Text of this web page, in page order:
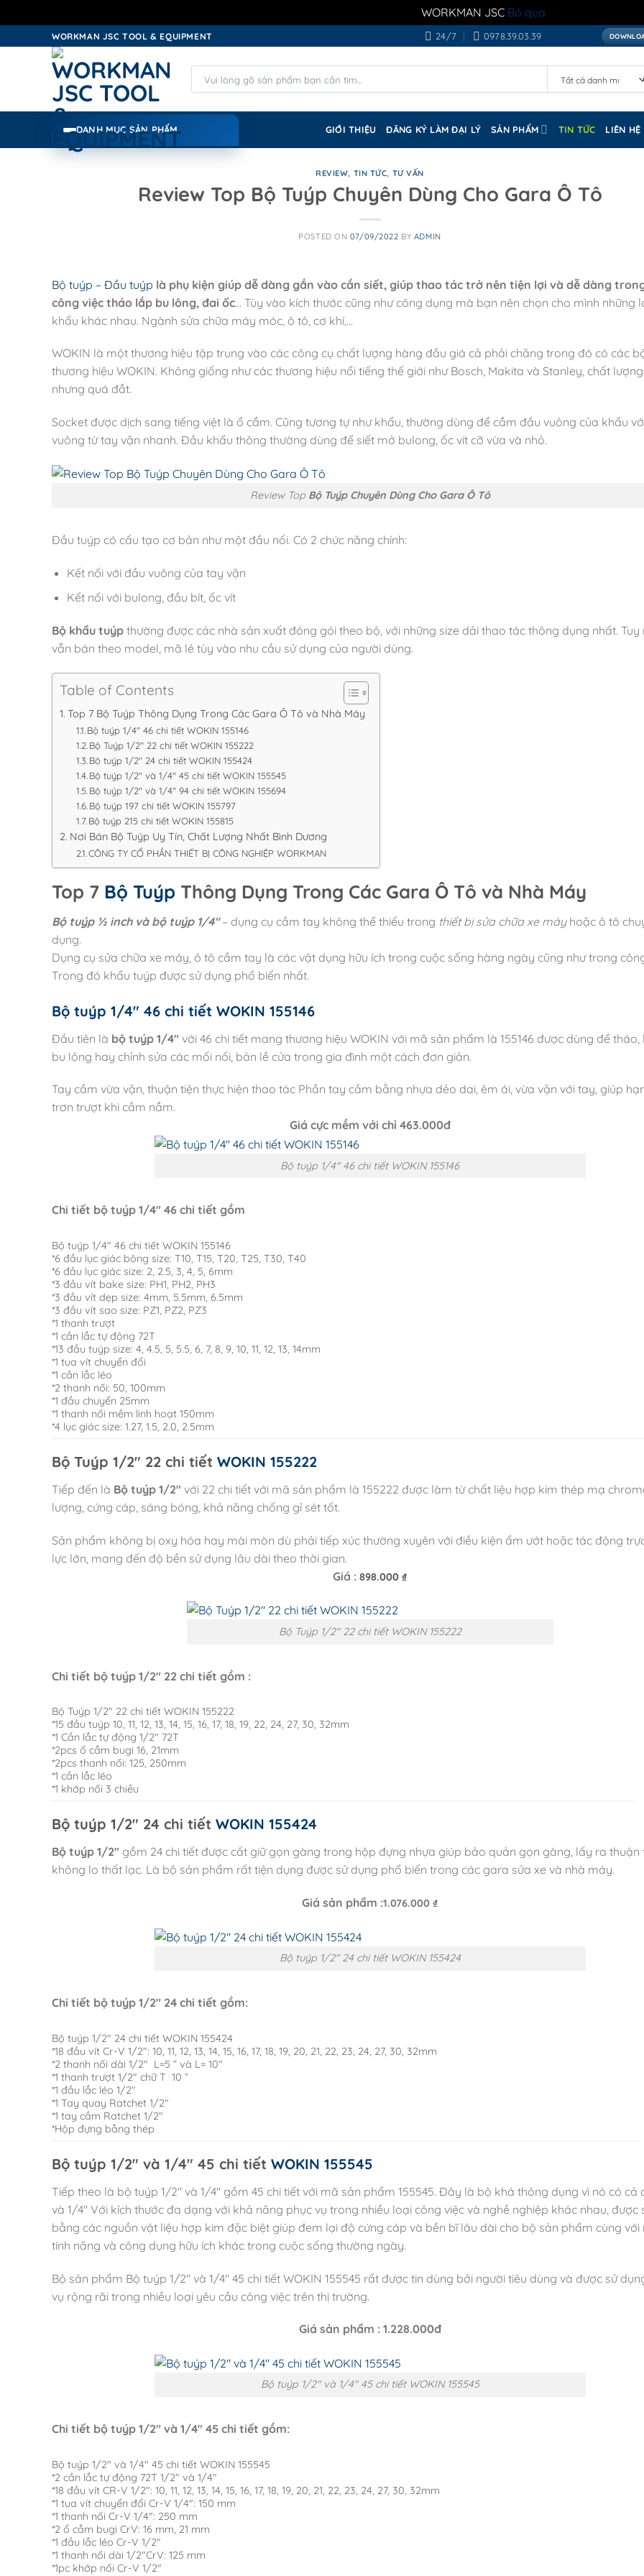
WORKMAN JSC Bỏ qua
to
WORKMAN JSC TOOL & EQUIPMENT 24/7 0978.39.03.39
kiếm:
DANH MỤC SẢN PHẨM GIỚI THIỆU ĐĂNG KÝ LÀM ĐẠI LÝ SẢN PHẨM TIN TỨC LIÊN HỆ
REVIEW, TIN TỨC, TƯ VẤN
Review Top Bộ Tuýp Chuyên Dùng Cho Gara Ô Tô
POSTED ON 07/09/2022 BY ADMIN
Bộ tuýp – Đầu tuýp là phụ kiện giúp dễ dàng gắn vào cần siết, giúp thao tác trở nên tiện lợi và dễ dàng
công việc tháo lắp bu lông, đai ốc… Tùy vào kích thước cũng như công dụng mà bạn nên chọn cho mình những
khẩu khác nhau. Ngành sửa chữa máy móc, ô tô, cơ khí,…
WOKIN là một thương hiệu tập trung vào các công cụ chất lượng hàng đầu giá cả phải chăng trong đó có các
thương hiệu WOKIN. Không giống như các thương hiệu nổi tiếng thế giới như Bosch, Makita và Stanley, chất
nhưng quá đắt.
Socket được dịch sang tiếng việt là ổ cắm. Cũng tương tự như khẩu, thường dùng để cắm đầu vuông của khẩu
vuông từ tay vặn nhanh. Đầu khẩu thông thường dùng để siết mở bulong, ốc vít cỡ vừa và nhỏ.
Review Top Bộ Tuýp Chuyên Dùng Cho Gara Ô Tô
Đầu tuýp có cấu tạo cơ bản như một đầu nối. Có 2 chức năng chính:
Kết nối với đầu vuông của tay vặn
Kết nối với bulong, đầu bít, ốc vít
Bộ khẩu tuýp thường được các nhà sản xuất đóng gói theo bộ, với những size dải thao tác thông dụng nhất. Tuy
vẫn bán theo model, mã lẻ tùy vào nhu cầu sử dụng của người dùng.
Table of Contents
Top 7 Bộ Tuýp Thông Dụng Trong Các Gara Ô Tô và Nhà Máy
Bộ tuýp 1/4″ 46 chi tiết WOKIN 155146
Bộ Tuýp 1/2″ 22 chi tiết WOKIN 155222
Bộ tuýp 1/2″ 24 chi tiết WOKIN 155424
Bộ tuýp 1/2″ và 1/4″ 45 chi tiết WOKIN 155545
Bộ tuýp 1/2″ và 1/4″ 94 chi tiết WOKIN 155694
Bộ tuýp 197 chi tiết WOKIN 155797
Bộ tuýp 215 chi tiết WOKIN 155815
Nơi Bán Bộ Tuýp Uy Tín, Chất Lượng Nhất Bình Dương
CÔNG TY CỔ PHẦN THIẾT BỊ CÔNG NGHIỆP WORKMAN
Top 7 Bộ Tuýp Thông Dụng Trong Các Gara Ô Tô và Nhà Máy
Bộ tuýp ½ inch và bộ tuýp 1/4″ – dụng cụ cầm tay không thể thiếu trong thiết bị sửa chữa xe máyhoặc ô tô
dụng.
Dụng cụ sửa chữa xe máy, ô tô cầm tay là các vật dụng hữu ích trong cuộc sống hàng ngày cũng như trong
Trong đó khẩu tuýp được sử dụng phổ biến nhất.
Bộ tuýp 1/4″ 46 chi tiết WOKIN 155146
Đầu tiên là bộ tuýp 1/4″ với 46 chi tiết mang thương hiệu WOKIN với mã sản phẩm là 155146 được dùng để tháo,
bu lông hay chỉnh sửa các mối nối, bản lề cửa trong gia đình một cách đơn giản.
Tay cầm vừa vặn, thuận tiện thực hiện thao tác Phần tay cầm bằng nhựa dẻo dai, êm ái, vừa vặn với tay, giúp
trơn trượt khi cầm nắm.
Giá cực mềm với chỉ 463.000đ
Bộ tuýp 1/4″ 46 chi tiết WOKIN 155146
Chi tiết bộ tuýp 1/4″ 46 chi tiết gồm
Bộ tuýp 1/4″ 46 chi tiết WOKIN 155146
*6 đầu lục giác bông size: T10, T15, T20, T25, T30, T40
*6 đầu lục giác size: 2, 2.5, 3, 4, 5, 6mm
*3 đầu vít bake size: PH1, PH2, PH3
*3 đầu vít dẹp size: 4mm, 5.5mm, 6.5mm
*3 đầu vít sao size: PZ1, PZ2, PZ3
*1 thanh trượt
*1 cần lắc tự động 72T
*13 đầu tuýp size: 4, 4.5, 5, 5.5, 6, 7, 8, 9, 10, 11, 12, 13, 14mm
*1 tua vít chuyển đổi
*1 cần lắc léo
*2 thanh nối: 50, 100mm
*1 đầu chuyển 25mm
*1 thanh nối mềm linh hoạt 150mm
*4 lục giác size: 1.27, 1.5, 2.0, 2.5mm
Bộ Tuýp 1/2″ 22 chi tiết WOKIN 155222
Tiếp đến là Bộ tuýp 1/2″ với 22 chi tiết với mã sản phẩm là 155222 được làm từ chất liệu hợp kim thép mạ
lượng, cứng cáp, sáng bóng, khả năng chống gỉ sét tốt.
Sản phẩm không bị oxy hóa hay mài mòn dù phải tiếp xúc thường xuyên với điều kiện ẩm ướt hoặc tác động
lực lớn, mang đến độ bền sử dụng lâu dài theo thời gian.
Giá : 898.000 ₫
Bộ Tuýp 1/2″ 22 chi tiết WOKIN 155222
Chi tiết bộ tuýp 1/2″ 22 chi tiết gồm :
Bộ Tuýp 1/2″ 22 chi tiết WOKIN 155222
*15 đầu tuýp 10, 11, 12, 13, 14, 15, 16, 17, 18, 19, 22, 24, 27, 30, 32mm
*1 Cần lắc tự động 1/2″ 72T
*2pcs ổ cắm bugi 16, 21mm
*2pcs thanh nối: 125, 250mm
*1 cần lắc léo
*1 khớp nối 3 chiều
Bộ tuýp 1/2″ 24 chi tiết WOKIN 155424
Bộ tuýp 1/2″ gồm 24 chi tiết được cất giữ gọn gàng trong hộp đựng nhựa giúp bảo quản gọn gàng, lấy ra thuận
không lo thất lạc. Là bộ sản phẩm rất tiện dụng được sử dụng phổ biến trong các gara sửa xe và nhà máy.
Giá sản phẩm :1.076.000 ₫
Bộ tuýp 1/2″ 24 chi tiết WOKIN 155424
Chi tiết bộ tuýp 1/2″ 24 chi tiết gồm:
Bộ tuýp 1/2″ 24 chi tiết WOKIN 155424
*18 đầu vít Cr-V 1/2″: 10, 11, 12, 13, 14, 15, 16, 17, 18, 19, 20, 21, 22, 23, 24, 27, 30, 32mm
*2 thanh nối dài 1/2″ L=5 ” và L= 10″
*1 thanh trượt 1/2″ chữ T 10 ”
*1 đầu lắc léo 1/2″
*1 Tay quay Ratchet 1/2″
*1 tay cầm Ratchet 1/2″
*Hộp đựng bằng thép
Bộ tuýp 1/2″ và 1/4″ 45 chi tiết WOKIN 155545
Tiếp theo là bộ tuýp 1/2″ và 1/4″ gồm 45 chi tiết với mã sản phẩm 155545. Đây là bộ khá thông dụng vì nó có cả
và 1/4″ Với kích thước đa dạng với khả năng phục vụ trong nhiều loại công việc và nghề nghiệp khác nhau, được
bằng các nguồn vật liệu hợp kim đặc biệt giúp đem lại độ cứng cáp và bền bĩ lâu dài cho bộ sản phẩm cùng với
tính năng và công dụng hữu ích khác trong cuộc sống thường ngày.
Bộ sản phẩm Bộ tuýp 1/2″ và 1/4″ 45 chi tiết WOKIN 155545 rất được tin dùng bởi người tiêu dùng và được sử
vụ rộng rãi trong nhiều loại yêu cầu công việc trên thị trường.
Giá sản phẩm : 1.228.000đ
Bộ tuýp 1/2″ và 1/4″ 45 chi tiết WOKIN 155545
Chi tiết bộ tuýp 1/2″ và 1/4″ 45 chi tiết gồm:
Bộ tuýp 1/2″ và 1/4″ 45 chi tiết WOKIN 155545
*2 cần lắc tự động 72T 1/2″ và 1/4″
*18 đầu vít CR-V 1/2″: 10, 11, 12, 13, 14, 15, 16, 17, 18, 19, 20, 21, 22, 23, 24, 27, 30, 32mm
*1 tua vít chuyển đổi Cr-V 1/4″: 150 mm
*1 thanh nối Cr-V 1/4″: 250 mm
*2 ổ cắm bugi CrV: 16 mm, 21 mm
*1 đầu lắc léo Cr-V 1/2″
*1 thanh nối dài 1/2″CrV: 125 mm
*1pc khớp nối Cr-V 1/2″